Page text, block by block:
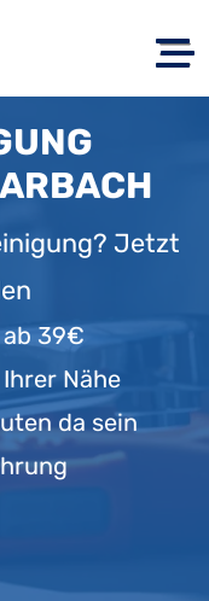
Jetzt
39€
Nähe
da sein